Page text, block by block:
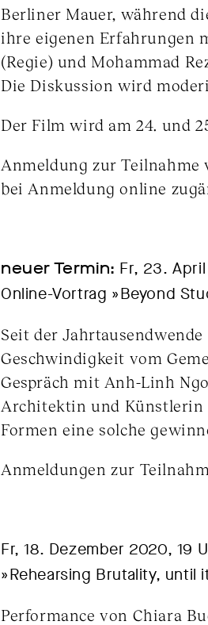
Berliner Mauer, während
ihre eigenen Erfahrungen
(Regie) und Mohammad
Die Diskussion wird
Der Film wird am 24. und
Anmeldung zur
bei Anmeldung online
neuer Termin: Fr, 23.
Online-Vortrag »Beyond
Seit der
Geschwindigkeit vom
Gespräch mit Anh-Linh
Architektin und Künstlerin
Formen eine solche
Anmeldungen zur
Fr, 18. Dezember 2020, 19
»Rehearsing Brutality, until
Performance von Chiara